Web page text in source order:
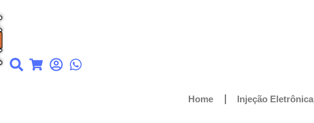
Home Injeção Eletrônica